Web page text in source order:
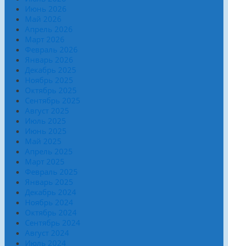
Июнь 2026
Май 2026
Апрель 2026
Март 2026
Февраль 2026
Январь 2026
Декабрь 2025
Ноябрь 2025
Октябрь 2025
Сентябрь 2025
Август 2025
Июль 2025
Июнь 2025
Май 2025
Апрель 2025
Март 2025
Февраль 2025
Январь 2025
Декабрь 2024
Ноябрь 2024
Октябрь 2024
Сентябрь 2024
Август 2024
Июль 2024